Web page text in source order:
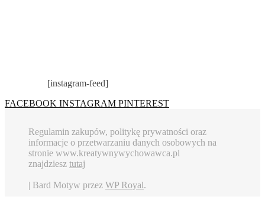
[instagram-feed]
FACEBOOK INSTAGRAM PINTEREST
Regulamin zakupów, politykę prywatności oraz
informacje o przetwarzaniu danych osobowych na
stronie www.kreatywnywychowawca.pl
znajdziesz tutaj
| Bard Motyw przez WP Royal.